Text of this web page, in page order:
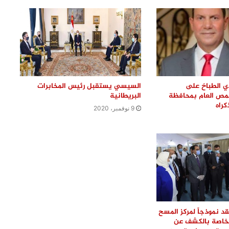
الطباخ على
العام بمحافظة
السيسي يستقبل رئيس المخابرات
البريطانية
9 نوفمبر، 2020
نموذجاً لمركز المسح
الخاصة بالكشف عن